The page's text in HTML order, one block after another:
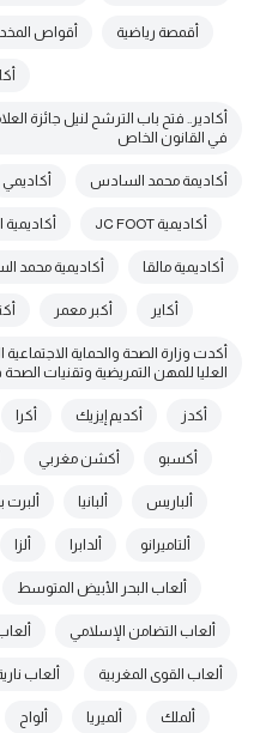
أقمصة رياضية أقواص
أكادير.. فتح باب الترشح لنيل جائزة
في القانون الخاص
أكاديمة محمد السادس أكاديمي
أكاديمية JC FOOT أكاديمية
أكاديمية مالقا أكاديمية محمد
أكاير أكبر معمر
أكدت وزارة الصحة والحماية
العليا للمهن التمريضية وتقنيات
أكدز أكديم إيزيك أكرا
أكسبو أكشن مغربي
ألباريس ألبانيا ألبرت
ألتاميرانو ألدابرا ألزا
ألعاب البحر الأبيض المتوسط
ألعاب التضامن الإسلامي
ألعاب القوى المغربية ألعاب
ألملك ألميريا ألواح